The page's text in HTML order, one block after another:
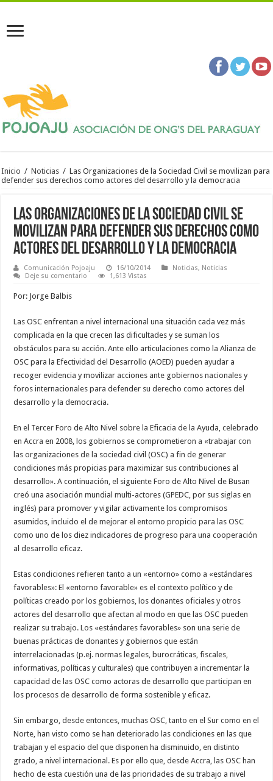
Inicio / Noticias / Las Organizaciones de la Sociedad Civil se movilizan para
defender sus derechos como actores del desarrollo y la democracia
Las Organizaciones de la Sociedad Civil se
movilizan para defender sus derechos como
actores del desarrollo y la democracia
Comunicación Pojoaju 16/10/2014 Noticias, Noticias
Deje su comentario
1,613 Vistas
Por: Jorge Balbis
Las OSC enfrentan a nivel internacional una situación cada vez más
complicada en la que crecen las dificultades y se suman los
obstáculos para su acción. Ante ello articulaciones como la Alianza de
OSC para la Efectividad del Desarrollo (AOED) pueden ayudar a
recoger evidencia y movilizar acciones ante gobiernos nacionales y
foros internacionales para defender su derecho como actores del
desarrollo y la democracia.
En el Tercer Foro de Alto Nivel sobre la Eficacia de la Ayuda, celebrado
en Accra en 2008, los gobiernos se comprometieron a «trabajar con
las organizaciones de la sociedad civil (OSC) a fin de generar
condiciones más propicias para maximizar sus contribuciones al
desarrollo». A continuación, el siguiente Foro de Alto Nivel de Busan
creó una asociación mundial multi-actores (GPEDC, por sus siglas en
inglés) para promover y vigilar activamente los compromisos
asumidos, incluido el de mejorar el entorno propicio para las OSC
como uno de los diez indicadores de progreso para una cooperación
al desarrollo eficaz.
Estas condiciones refieren tanto a un «entorno» como a «estándares
favorables»: El «entorno favorable» es el contexto político y de
políticas creado por los gobiernos, los donantes oficiales y otros
actores del desarrollo que afectan al modo en que las OSC pueden
realizar su trabajo. Los «estándares favorables» son una serie de
buenas prácticas de donantes y gobiernos que están
interrelacionadas (p.ej. normas legales, burocráticas, fiscales,
informativas, políticas y culturales) que contribuyen a incrementar la
capacidad de las OSC como actoras de desarrollo que participan en
los procesos de desarrollo de forma sostenible y eficaz.
Sin embargo, desde entonces, muchas OSC, tanto en el Sur como en el
Norte, han visto como se han deteriorado las condiciones en las que
trabajan y el espacio del que disponen ha disminuido, en distinto
grado, a nivel internacional. Es por ello que, desde Accra, las OSC han
hecho de esta cuestión una de las prioridades de su trabajo a nivel